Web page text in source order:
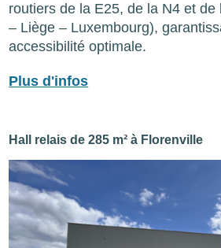
routiers de la E25, de la N4 et
– Liège – Luxembourg),
accessibilité optimale.
Plus d'infos
Hall relais de 285 m² à Florenville
Image